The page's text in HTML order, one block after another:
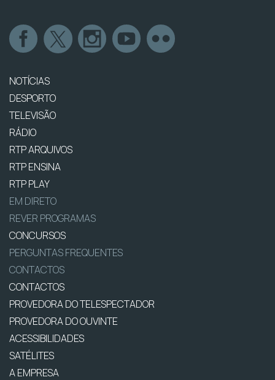
NOTÍCIAS
DESPORTO
TELEVISÃO
RÁDIO
RTP ARQUIVOS
RTP ENSINA
RTP PLAY
EM DIRETO
REVER PROGRAMAS
CONCURSOS
PERGUNTAS FREQUENTES
CONTACTOS
CONTACTOS
PROVEDORA DO TELESPECTADOR
PROVEDORA DO OUVINTE
ACESSIBILIDADES
SATÉLITES
A EMPRESA